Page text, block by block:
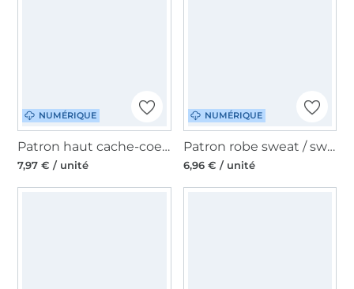
NUMÉRIQUE
Patron haut cache-coeur femme pdf Pimenta Erbsünde, en allemand
7,97 € / unité
NUMÉRIQUE
Patron robe sweat / sweat-shirt femme pdf Marilia Erbsünde, en allemand
6,96 € / unité